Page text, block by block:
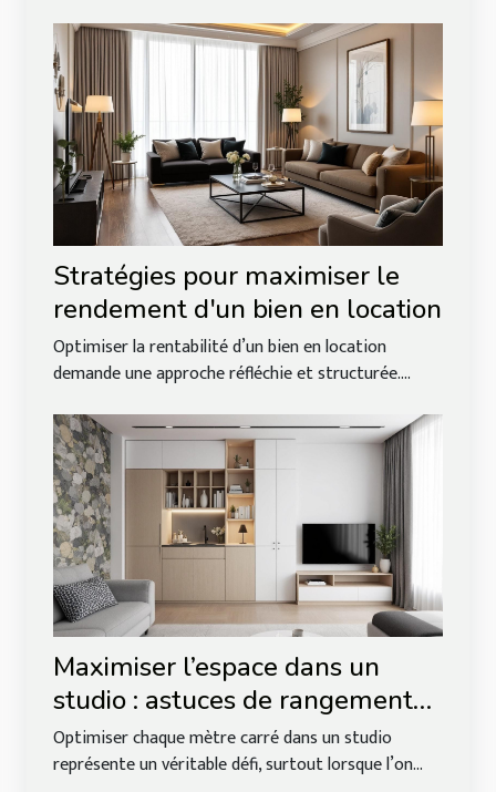
Stratégies pour maximiser le
rendement d'un bien en location
Optimiser la rentabilité d’un bien en location
demande une approche réfléchie et structurée....
Maximiser l’espace dans un
studio : astuces de rangement
innovantes
Optimiser chaque mètre carré dans un studio
représente un véritable défi, surtout lorsque l’on...